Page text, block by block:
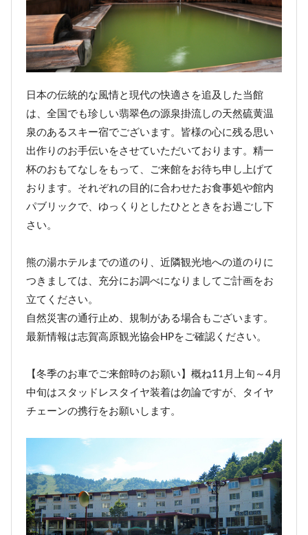
日本の伝統的な風情と現代の快適さを追及した当館
は、全国でも珍しい翡翠色の源泉掛流しの天然硫黄温
泉のあるスキー宿でございます。皆様の心に残る思い
出作りのお手伝いをさせていただいております。精一
杯のおもてなしをもって、ご来館をお待ち申し上げて
おります。それぞれの目的に合わせたお食事処や館内
パブリックで、ゆっくりとしたひとときをお過ごし下
さい。
熊の湯ホテルまでの道のり、近隣観光地への道のりに
つきましては、充分にお調べになりましてご計画をお
立てください。
自然災害の通行止め、規制がある場合もございます。
最新情報は志賀高原観光協会HPをご確認ください。
【冬季のお車でご来館時のお願い】概ね11月上旬～4月
中旬はスタッドレスタイヤ装着は勿論ですが、タイヤ
チェーンの携行をお願いします。